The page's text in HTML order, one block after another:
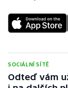
Short track
Stolní tenis
SOCIÁLNÍ SÍTĚ
Odteď vám